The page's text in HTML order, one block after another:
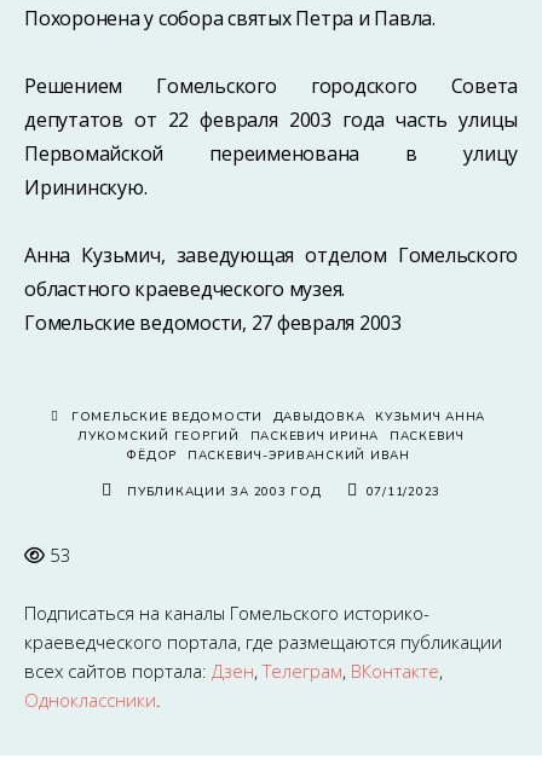
Похоронена у собора святых Петра и Павла.
Решением Гомельского городского Совета
депутатов от 22 февраля 2003 года часть улицы
Первомайской переименована в улицу
Ирининскую.
Анна Кузьмич, заведующая отделом Гомельского
областного краеведческого музея.
Гомельские ведомости, 27 февраля 2003
ГОМЕЛЬСКИЕ ВЕДОМОСТИ ДАВЫДОВКА
КУЗЬМИЧ АННА
ЛУКОМСКИЙ ГЕОРГИЙ
ПАСКЕВИЧ ИРИНА
ПАСКЕВИЧ
ФЁДОР
ПАСКЕВИЧ-ЭРИВАНСКИЙ ИВАН
ПУБЛИКАЦИИ ЗА 2003 ГОД 07/11/2023
53
Подписаться на каналы Гомельского историко-
краеведческого портала, где размещаются публикации
всех сайтов портала: Дзен,Телеграм, ВКонтакте,
Одноклассники.